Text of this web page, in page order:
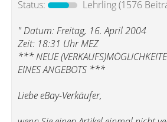
Status:
Lehrling(1576
" Datum: Freitag, 16. April 2004
Zeit: 18:31 Uhr MEZ
*** NEUE
EINES ANGEBOTS ***
Liebe eBay-Verkäufer,